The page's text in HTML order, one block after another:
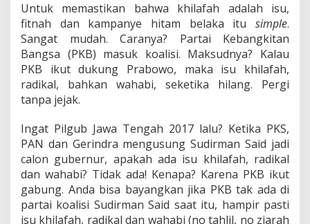
Untuk memastikan bahwa khilafah adalah isu,
fitnah dan kampanye hitam belaka itu simple.
Sangat mudah. Caranya? Partai Kebangkitan
Bangsa (PKB) masuk koalisi. Maksudnya? Kalau
PKB ikut dukung Prabowo, maka isu khilafah,
radikal, bahkan wahabi, seketika hilang. Pergi
tanpa jejak.
Ingat Pilgub Jawa Tengah 2017 lalu? Ketika PKS,
PAN dan Gerindra mengusung Sudirman Said jadi
calon gubernur, apakah ada isu khilafah, radikal
dan wahabi? Tidak ada! Kenapa? Karena PKB ikut
gabung. Anda bisa bayangkan jika PKB tak ada di
partai koalisi Sudirman Said saat itu, hampir pasti
isu khilafah, radikal dan wahabi (no tahlil, no ziarah